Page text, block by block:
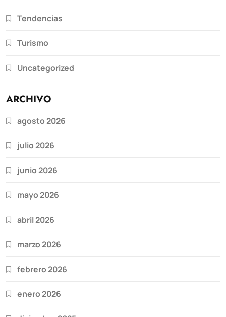
Tendencias
Turismo
Uncategorized
ARCHIVO
agosto 2026
julio 2026
junio 2026
mayo 2026
abril 2026
marzo 2026
febrero 2026
enero 2026